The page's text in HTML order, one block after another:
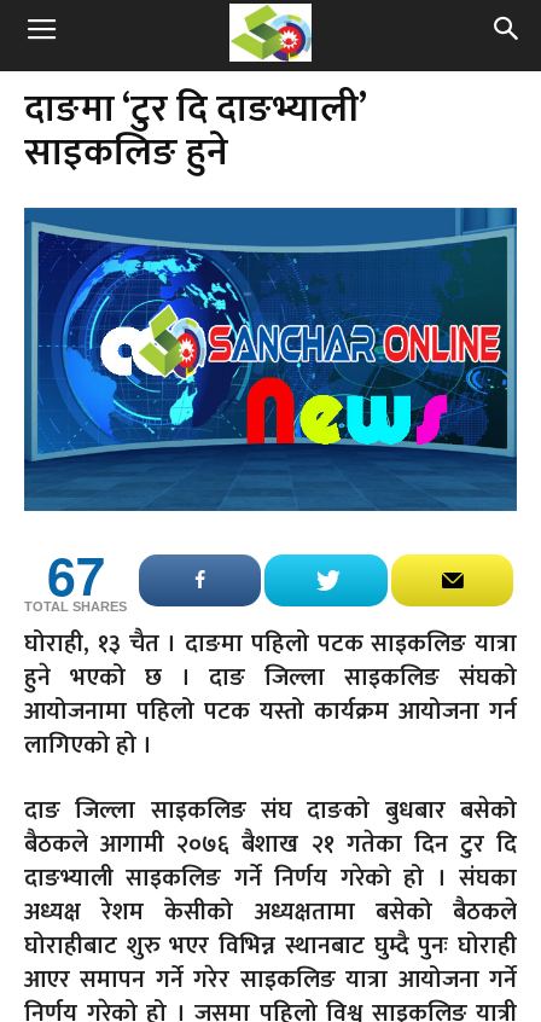
दाङमा ‘टुर दि दाङभ्याली’
साइकलिङ हुने
67
TOTAL SHARES
घोराही, १३ चैत । दाङमा पहिलो पटक साइकलिङ यात्रा
हुने भएको छ । दाङ जिल्ला साइकलिङ संघको
आयोजनामा पहिलो पटक यस्तो कार्यक्रम आयोजना गर्न
लागिएको हो ।
दाङ जिल्ला साइकलिङ संघ दाङको बुधबार बसेको
बैठकले आगामी २०७६ बैशाख २१ गतेका दिन टुर दि
दाङभ्याली साइकलिङ गर्ने निर्णय गरेको हो । संघका
अध्यक्ष रेशम केसीको अध्यक्षतामा बसेको बैठकले
घोराहीबाट शुरु भएर विभिन्न स्थानबाट घुम्दै पुनः घोराही
आएर समापन गर्ने गरेर साइकलिङ यात्रा आयोजना गर्ने
निर्णय गरेको हो । जसमा पहिलो विश्व साइकलिङ यात्री